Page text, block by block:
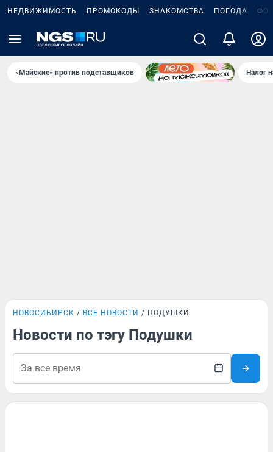
НЕДВИЖИМОСТЬ ПРОМОКОДЫ ЗНАКОМСТВА ПОГОДА
«Майские» против подставщиков Налог
НОВОСИБИРСК ВСЕ НОВОСТИ ПОДУШКИ
Новости по тэгу Подушки